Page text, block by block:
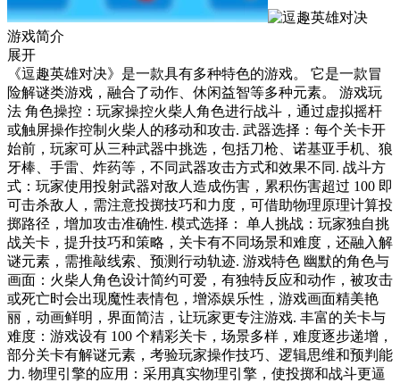
游戏简介
展开
《逗趣英雄对决》是一款具有多种特色的游戏。 它是一款冒
险解谜类游戏，融合了动作、休闲益智等多种元素。 游戏玩
法 角色操控：玩家操控火柴人角色进行战斗，通过虚拟摇杆
或触屏操作控制火柴人的移动和攻击. 武器选择：每个关卡开
始前，玩家可从三种武器中挑选，包括刀枪、诺基亚手机、狼
牙棒、手雷、炸药等，不同武器攻击方式和效果不同. 战斗方
式：玩家使用投射武器对敌人造成伤害，累积伤害超过 100 即
可击杀敌人，需注意投掷技巧和力度，可借助物理原理计算投
掷路径，增加攻击准确性. 模式选择： 单人挑战：玩家独自挑
战关卡，提升技巧和策略，关卡有不同场景和难度，还融入解
谜元素，需推敲线索、预测行动轨迹. 游戏特色 幽默的角色与
画面：火柴人角色设计简约可爱，有独特反应和动作，被攻击
或死亡时会出现魔性表情包，增添娱乐性，游戏画面精美艳
丽，动画鲜明，界面简洁，让玩家更专注游戏. 丰富的关卡与
难度：游戏设有 100 个精彩关卡，场景多样，难度逐步递增，
部分关卡有解谜元素，考验玩家操作技巧、逻辑思维和预判能
力. 物理引擎的应用：采用真实物理引擎，使投掷和战斗更逼